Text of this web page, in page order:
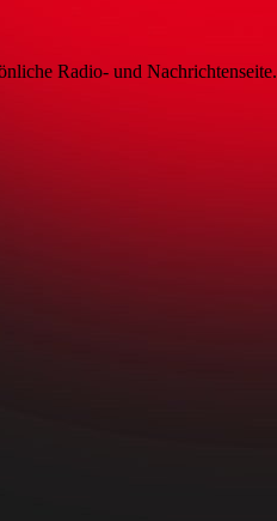
Radio- und Nachrichtenseite.